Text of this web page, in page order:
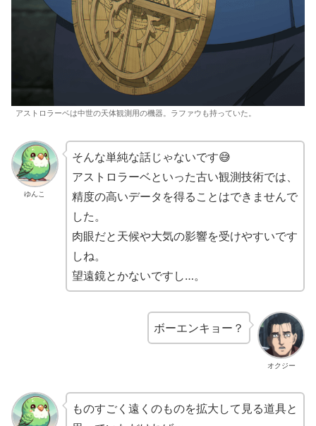
アストロラーベは中世の天体観測用の機器。ラファウも持っていた。
ゆんこ
そんな単純な話じゃないです😅
アストロラーベといった古い観測技術では、
精度の高いデータを得ることはできませんで
した。
肉眼だと天候や大気の影響を受けやすいです
しね。
望遠鏡とかないですし…。
オクジー
ボーエンキョー？
ものすごく遠くのものを拡大して見る道具と